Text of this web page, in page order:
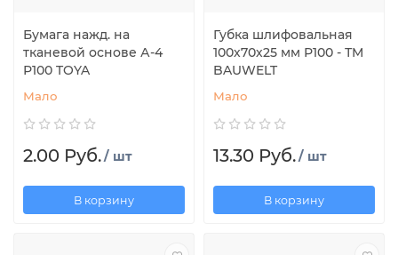
Бумага нажд. на
тканевой основе А-4
Р100 TOYA
Мало
2.00 Руб./ шт
В корзину
Губка шлифовальная
100х70х25 мм Р100 - ТМ
BAUWELT
Мало
13.30 Руб./ шт
В корзину